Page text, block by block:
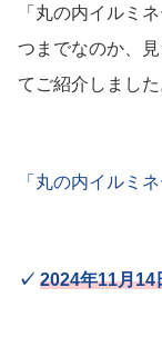
「丸の内イルミ
つまでなのか、
てご紹介しました
「丸の内イルミ
✓ 2024年11月14